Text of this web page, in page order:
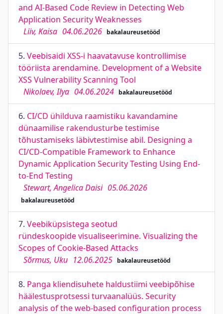
and AI-Based Code Review in Detecting Web
Application Security Weaknesses
Liiv, Kaisa 04.06.2026 bakalaureusetööd
5. Veebisaidi XSS-i haavatavuse kontrollimise
tööriista arendamine. Development of a Website
XSS Vulnerability Scanning Tool
Nikolaev, Ilya 04.06.2024 bakalaureusetööd
6. CI/CD ühilduva raamistiku kavandamine
dünaamilise rakendusturbe testimise
tõhustamiseks läbivtestimise abil. Designing a
CI/CD-Compatible Framework to Enhance
Dynamic Application Security Testing Using End-
to-End Testing
Stewart, Angelica Daisi 05.06.2026
bakalaureusetööd
7. Veebiküpsistega seotud
ründeskoopide visualiseerimine. Visualizing the
Scopes of Cookie-Based Attacks
Sõrmus, Uku 12.06.2025 bakalaureusetööd
8. Panga kliendisuhete haldustiimi veebipõhise
häälestusprotsessi turvaanalüüs. Security
analysis of the web-based configuration process